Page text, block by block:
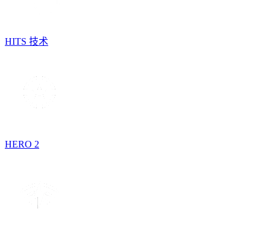
HITS 技术
HERO 2